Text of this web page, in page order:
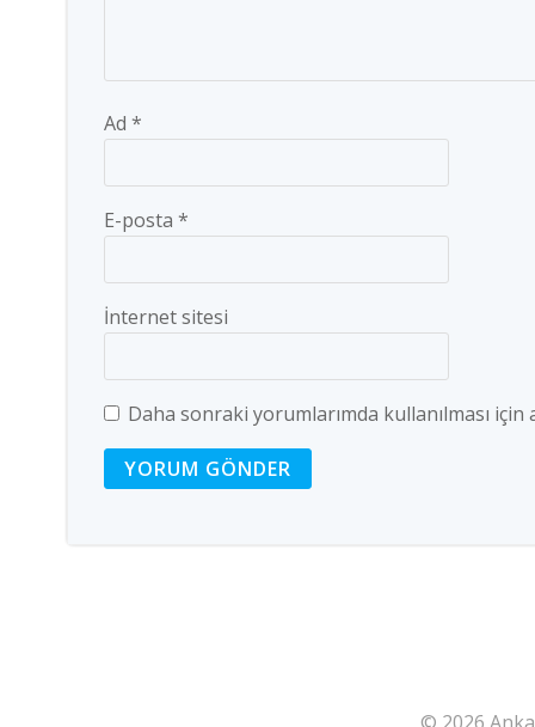
Ad *
E-posta *
İnternet sitesi
Daha sonraki yorumlarımda kullanılması